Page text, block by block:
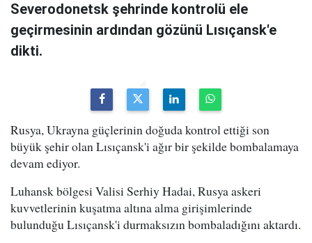
Severodonetsk şehrinde kontrolü ele
geçirmesinin ardından gözünü Lısıçansk'e
dikti.
Rusya, Ukrayna güçlerinin doğuda kontrol ettiği son
büyük şehir olanLısıçansk'i ağır bir şekilde bombalamaya
devam ediyor.
Luhansk bölgesi Valisi Serhiy Hadai, Rusya askeri
kuvvetlerinin kuşatma altına alma girişimlerinde
bulunduğuLısıçansk'i durmaksızın bombaladığını aktardı.